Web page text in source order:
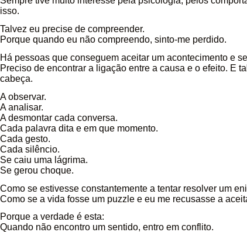
isso.
Talvez eu precise de compreender.
Porque quando eu não compreendo, sinto-me perdido.
Há pessoas que conseguem aceitar um acontecimento e
Preciso de encontrar a ligação entre a causa e o efeito. E
cabeça.
A observar.
A analisar.
A desmontar cada conversa.
Cada palavra dita e em que momento.
Cada gesto.
Cada silêncio.
Se caiu uma lágrima.
Se gerou choque.
Como se estivesse constantemente a tentar resolver um
Como se a vida fosse um puzzle e eu me recusasse a
Porque a verdade é esta:
Quando não encontro um sentido, entro em conflito.